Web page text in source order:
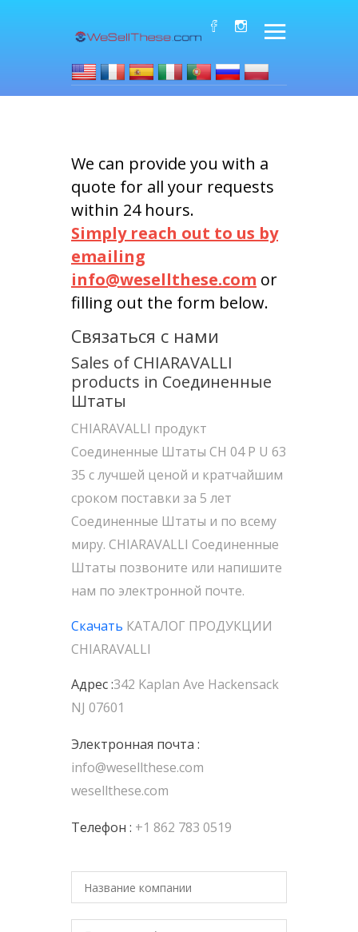
We can provide you with a
quote for all your requests
within 24 hours.
Simply reach out to us by
emailing
info@wesellthese.com or
filling out the form below.
Связаться с нами
Sales of CHIARAVALLI
products in Соединенные
Штаты
CHIARAVALLI продукт
Соединенные Штаты CH 04 P U 63
35 с лучшей ценой и кратчайшим
сроком поставки за 5 лет
Соединенные Штаты и по всему
миру. CHIARAVALLI Соединенные
Штаты позвоните или напишите
нам по электронной почте.
Скачать КАТАЛОГ ПРОДУКЦИИ
CHIARAVALLI
Адрес :342 Kaplan Ave Hackensack
NJ 07601
Электронная почта :
info@wesellthese.com
wesellthese.com
Телефон : +1 862 783 0519